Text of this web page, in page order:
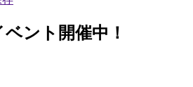
ント開催中！